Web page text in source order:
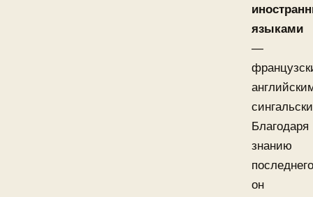
языками
—
Благодаря
знанию
он